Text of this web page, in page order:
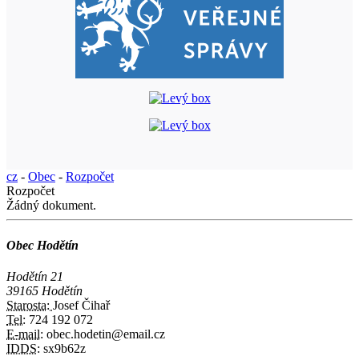
cz - Obec - Rozpočet
Rozpočet
Žádný dokument.
Obec Hodětín
Hodětín 21
39165 Hodětín
Starosta: Josef Čihař
Tel: 724 192 072
E-mail: obec.hodetin@email.cz
IDDS: sx9b62z